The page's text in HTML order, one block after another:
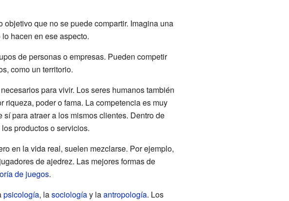
que no se puede compartir. Imagina una
hacen en ese aspecto.
de personas o empresas. Pueden competir
como un territorio.
para vivir. Los seres humanos también
poder o fama. La competencia es muy
para atraer a los mismos clientes. Dentro de
productos o servicios.
en la vida real, suelen mezclarse. Por ejemplo,
de ajedrez. Las mejores formas de
de juegos.
psicología, lasociologíay laantropología. Los